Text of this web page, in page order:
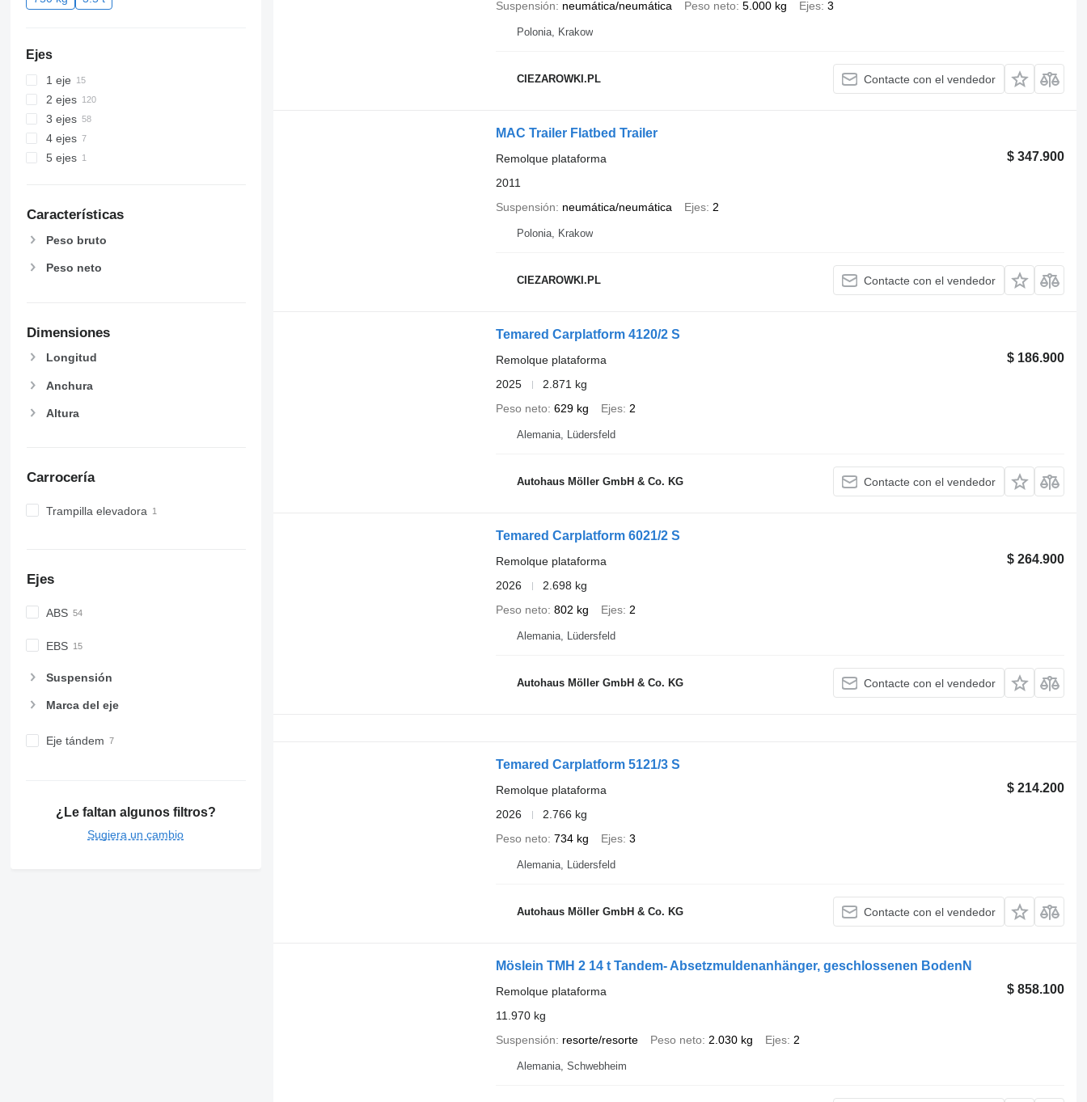
Ejes
1 eje
2 ejes
3 ejes
4 ejes
5 ejes
Características
Peso bruto
Peso neto
Dimensiones
Longitud
Anchura
Altura
Carrocería
Trampilla elevadora
Ejes
ABS
EBS
Suspensión
Marca del eje
Eje tándem
¿Le faltan algunos filtros?
Sugiera un cambio
Suspensión
neumática/neumática Peso neto 5.000 kg Ejes 3
Polonia, Krakow
CIEZAROWKI.PL Contacte con el vendedor
MAC Trailer Flatbed Trailer
$ 347.900
Remolque plataforma
2011
Suspensión
neumática/neumática Ejes 2
Polonia, Krakow
CIEZAROWKI.PL Contacte con el vendedor
Temared Carplatform 4120/2 S
$ 186.900
Remolque plataforma
2025
2.871 kg
Peso neto 629 kg Ejes 2
Alemania, Lüdersfeld
Autohaus Möller GmbH & Co. KG Contacte con el vendedor
Temared Carplatform 6021/2 S
$ 264.900
Remolque plataforma
2026
2.698 kg
Peso neto 802 kg Ejes 2
Alemania, Lüdersfeld
Autohaus Möller GmbH & Co. KG Contacte con el vendedor
Temared Carplatform 5121/3 S
$ 214.200
Remolque plataforma
2026
2.766 kg
Peso neto 734 kg Ejes 3
Alemania, Lüdersfeld
Autohaus Möller GmbH & Co. KG Contacte con el vendedor
Möslein TMH 2 14 t Tandem- Absetzmuldenanhänger, geschlossenen BodenN
$ 858.100
Remolque plataforma
11.970 kg
Suspensión
resorte/resorte Peso neto 2.030 kg Ejes 2
Alemania, Schwebheim